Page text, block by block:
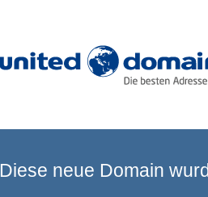
Diese neue Domain